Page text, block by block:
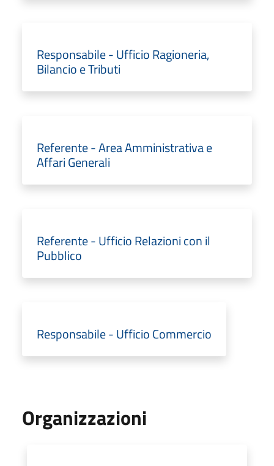
Responsabile - Ufficio Ragioneria,
Bilancio e Tributi
Referente - Area Amministrativa e
Affari Generali
Referente - Ufficio Relazioni con il
Pubblico
Responsabile - Ufficio Commercio
Organizzazioni